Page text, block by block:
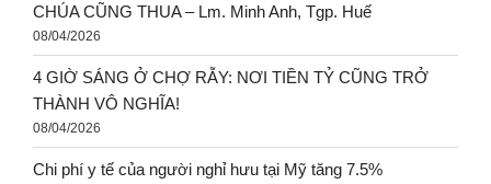
CHÚA CŨNG THUA – Lm. Minh Anh, Tgp. Huế
08/04/2026
4 GIỜ SÁNG Ở CHỢ RẪY: NƠI TIỀN TỶ CŨNG TRỞ
THÀNH VÔ NGHĨA!
08/04/2026
Chi phí y tế của người nghỉ hưu tại Mỹ tăng 7.5%